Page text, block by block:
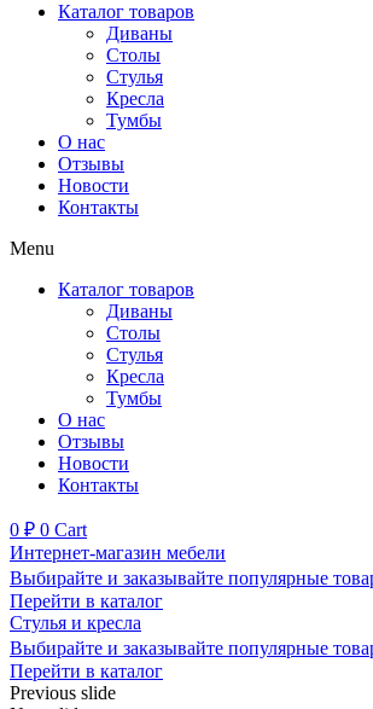
Каталог товаров
Диваны
Столы
Стулья
Кресла
Тумбы
О нас
Отзывы
Новости
Контакты
Menu
Каталог товаров
Диваны
Столы
Стулья
Кресла
Тумбы
О нас
Отзывы
Новости
Контакты
0 ₽ 0 Cart
Интернет-магазин мебели
Выбирайте и заказывайте популярные
Перейти в каталог
Стулья и кресла
Выбирайте и заказывайте популярные
Перейти в каталог
Previous slide